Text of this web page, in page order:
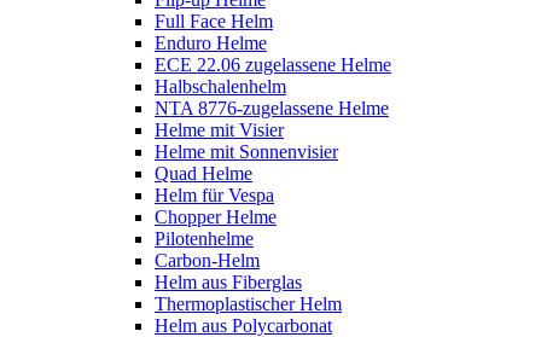
Full Face Helm
Enduro Helme
ECE 22.06 zugelassene Helme
Halbschalenhelm
NTA 8776-zugelassene Helme
Helme mit Visier
Helme mit Sonnenvisier
Quad Helme
Helm für Vespa
Chopper Helme
Pilotenhelme
Carbon-Helm
Helm aus Fiberglas
Thermoplastischer Helm
Helm aus Polycarbonat